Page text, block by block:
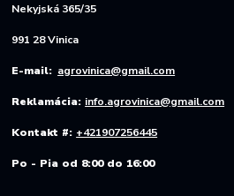
Nekyjská 365/35
991 28 Vinica
E-mail: agrovinica@gmail.com
Reklamácia: info.agrovinica@gmail.com
Kontakt #: +421907256445
Po - Pia od 8:00 do 16:00